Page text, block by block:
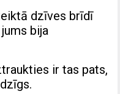
dzīves brīdī
bija
ir tas pats,